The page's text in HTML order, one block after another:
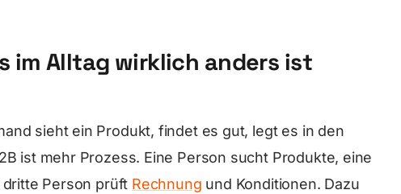
im Alltag wirklich anders ist
sieht ein Produkt, findet es gut, legt es in den
ist mehr Prozess. Eine Person sucht Produkte, eine
Person prüft Rechnung und Konditionen. Dazu